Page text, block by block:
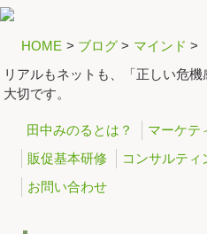
HOME > ブログ > マインド >
リアルもネットも、「正しい危
大切です。
田中みのるとは？
マーケテ
販促基本研修
コンサルティ
お問い合わせ